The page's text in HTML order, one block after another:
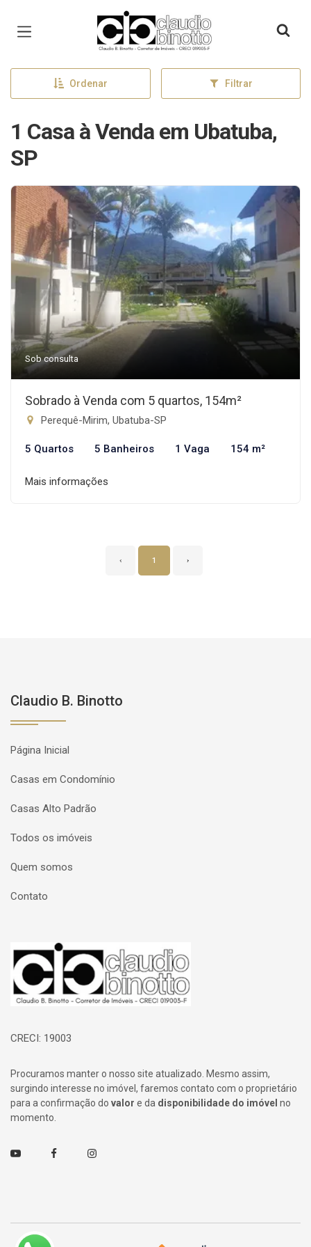
Página inicial
Ordenar Filtrar
1 Casa à Venda em Ubatuba,
SP
Sob consulta
Sobrado à Venda com 5 quartos, 154m²
Perequê-Mirim, Ubatuba-SP
5 Quartos 5 Banheiros 1 Vaga 154 m²
Mais informações
‹ 1 ›
Claudio B. Binotto
Página Inicial
Casas em Condomínio
Casas Alto Padrão
Todos os imóveis
Quem somos
Contato
Página inicial
CRECI: 19003
Procuramos manter o nosso site atualizado. Mesmo assim,
surgindo interesse no imóvel, faremos contato com o proprietário
para a confirmação do valor e da disponibilidade do imóvel no
momento.
Youtube FacebookInstagram